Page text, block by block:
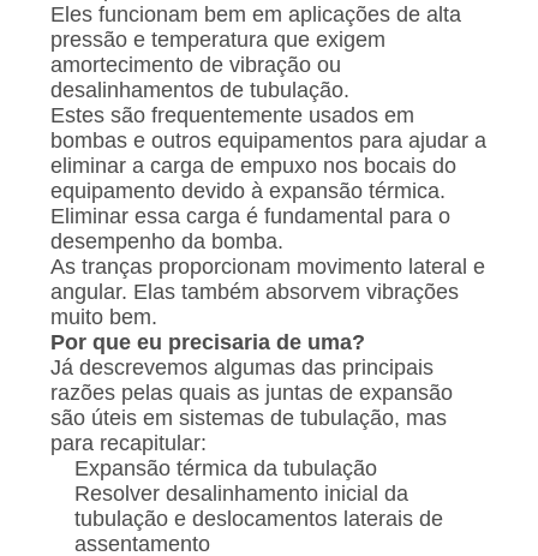
Eles funcionam bem em aplicações de alta
pressão e temperatura que exigem
amortecimento de vibração ou
desalinhamentos de tubulação.
Estes são frequentemente usados em
bombas e outros equipamentos para ajudar a
eliminar a carga de empuxo nos bocais do
equipamento devido à expansão térmica.
Eliminar essa carga é fundamental para o
desempenho da bomba.
As tranças proporcionam movimento lateral e
angular. Elas também absorvem vibrações
muito bem.
Por que eu precisaria de uma?
Já descrevemos algumas das principais
razões pelas quais as juntas de expansão
são úteis em sistemas de tubulação, mas
para recapitular:
Expansão térmica da tubulação
Resolver desalinhamento inicial da
tubulação e deslocamentos laterais de
assentamento